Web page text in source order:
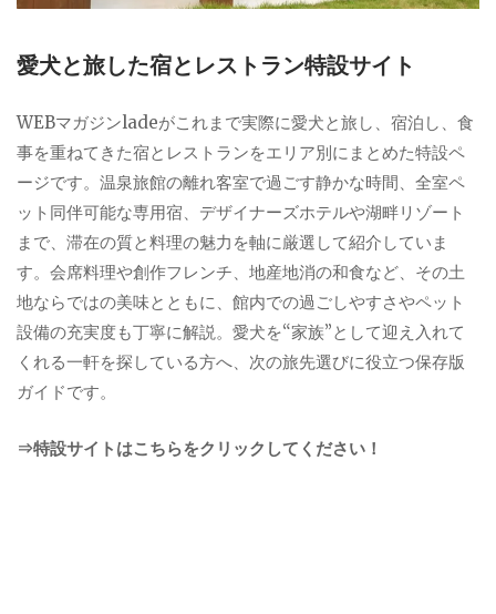
愛犬と旅した宿とレストラン特設サイト
WEBマガジンladeがこれまで実際に愛犬と旅し、宿泊し、食
事を重ねてきた宿とレストランをエリア別にまとめた特設ペ
ージです。温泉旅館の離れ客室で過ごす静かな時間、全室ペ
ット同伴可能な専用宿、デザイナーズホテルや湖畔リゾート
まで、滞在の質と料理の魅力を軸に厳選して紹介していま
す。会席料理や創作フレンチ、地産地消の和食など、その土
地ならではの美味とともに、館内での過ごしやすさやペット
設備の充実度も丁寧に解説。愛犬を“家族”として迎え入れて
くれる一軒を探している方へ、次の旅先選びに役立つ保存版
ガイドです。
⇒特設サイトはこちらをクリックしてください！